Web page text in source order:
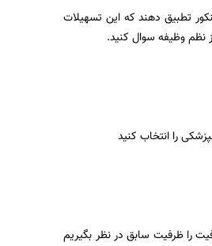
تطبیق دهند که این تسهیلات
را انتخاب کنید
را ظرفیت سابق در نظر بگیریم